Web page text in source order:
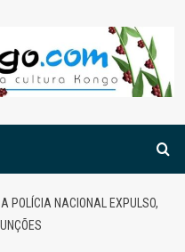
POLÍCIA NACIONAL EXPULSO,